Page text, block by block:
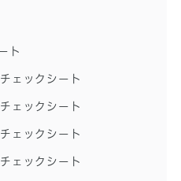
ト
ェックシート
ェックシート
ェックシート
ェックシート